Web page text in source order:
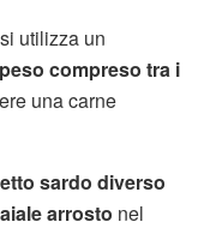
utilizza un
peso compreso tra i
una carne
sardo diverso
arrosto nel